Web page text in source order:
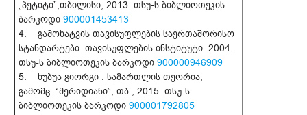
„პეტიტი”,თბილისი, 2013. თსუ-ს ბიბლიოთეკის
ბარკოდი 900001453413
4. გამოხატვის თავისუფლების საერთაშორისო
სტანდარტები. თავისუფლების ინსტიტუტი. 2004.
თსუ-ს ბიბლიოთეკის ბარკოდი 900000946909
5. ხუბუა გიორგი . სამართლის თეორია,
გამომც. “მერიდიანი”, თბ., 2015. თსუ-ს
ბიბლიოთეკის ბარკოდი 900001792805